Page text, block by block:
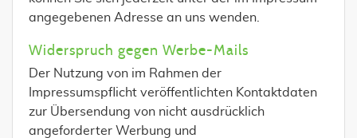
angegebenen Adresse an uns wenden.
Widerspruch gegen Werbe-Mails
Der Nutzung von im Rahmen der
Impressumspflicht veröffentlichten Kontaktdaten
zur Übersendung von nicht ausdrücklich
angeforderter Werbung und